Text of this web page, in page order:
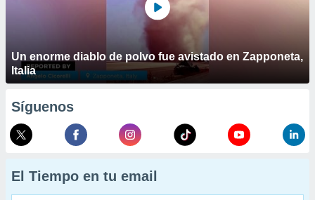
Un enorme diablo de polvo fue avistado en Zapponeta,
Italia
Síguenos
El Tiempo en tu email